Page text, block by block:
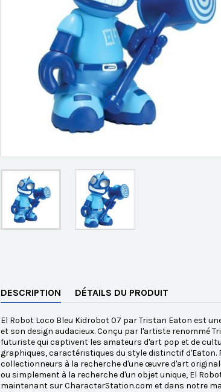
DESCRIPTION DÉTAILS DU PRODUIT
El Robot Loco Bleu Kidrobot 07 par Tristan Eaton est
et son design audacieux. Conçu par l'artiste renommé
futuriste qui captivent les amateurs d'art pop et de
graphiques, caractéristiques du style distinctif d'Eaton.
collectionneurs à la recherche d'une œuvre d'art
ou simplement à la recherche d'un objet unique, El
maintenant sur CharacterStation.com et dans notre